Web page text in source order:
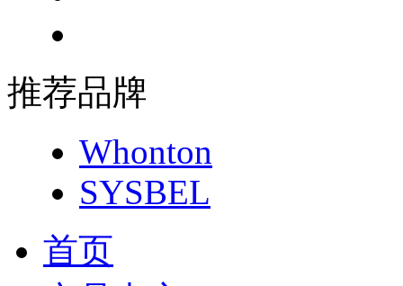
推荐品牌
Whonton
SYSBEL
首页